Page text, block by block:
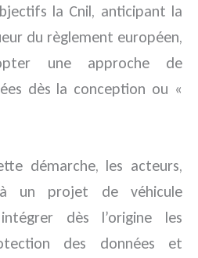
la Cnil, anticipant la
du règlement européen,
une approche de
dès la conception ou «
démarche, les acteurs,
un projet de véhicule
dès l’origine les
des données et